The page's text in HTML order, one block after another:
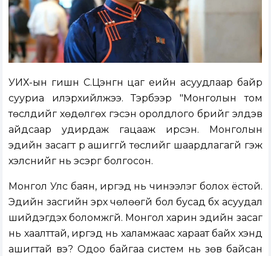
УИХ-ын гишүүн С.Цэнгүүн цаг үеийн асуудлаар байр
сууриа илэрхийлжээ. Тэрбээр "Монголын том
төслүүдийг хөдөлгөх гэсэн оролдлого бүрийг элдэв
айдсаар удирдаж гацааж ирсэн. Монголын
эдийн засагт үр ашиггүй төслийг шаардлагагүй гэж
хэлснийг нь эсэргүү болгосон.
Монгол Улс баян, иргэд нь чинээлэг болох ёстой.
Эдийн засгийн эрх чөлөөгүй бол бусад бүх асуудал
шийдэгдэх боломжгүй. Монгол харин эдийн засаг
нь хаалттай, иргэд нь халамжаас хараат байх хэнд
ашигтай вэ? Одоо байгаа систем нь зөв байсан